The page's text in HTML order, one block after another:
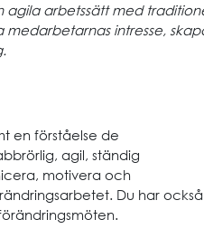
arbetssätt med
intresse,
en förståelse de
agil, ständig
motivera och
Du har också